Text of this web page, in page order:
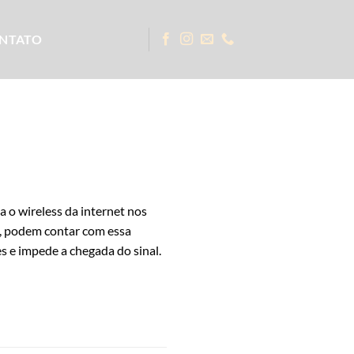
o wireless da internet nos
contar com essa
impede a chegada do sinal.